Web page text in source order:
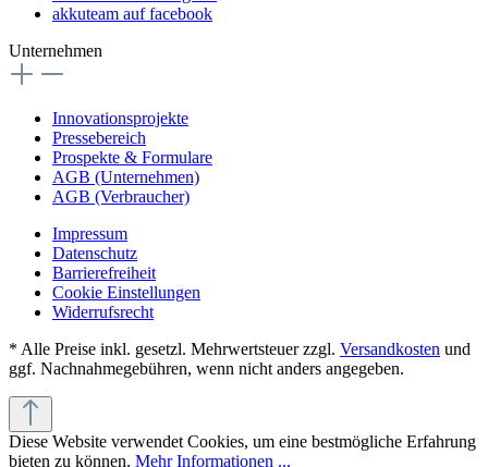
akkuteam auf facebook
Unternehmen
Innovationsprojekte
Pressebereich
Prospekte & Formulare
AGB (Unternehmen)
AGB (Verbraucher)
Impressum
Datenschutz
Barrierefreiheit
Cookie Einstellungen
Widerrufsrecht
* Alle Preise inkl. gesetzl. Mehrwertsteuer zzgl. Versandkosten und
ggf. Nachnahmegebühren, wenn nicht anders angegeben.
Diese Website verwendet Cookies, um eine bestmögliche Erfahrung
bieten zu können. Mehr Informationen ...